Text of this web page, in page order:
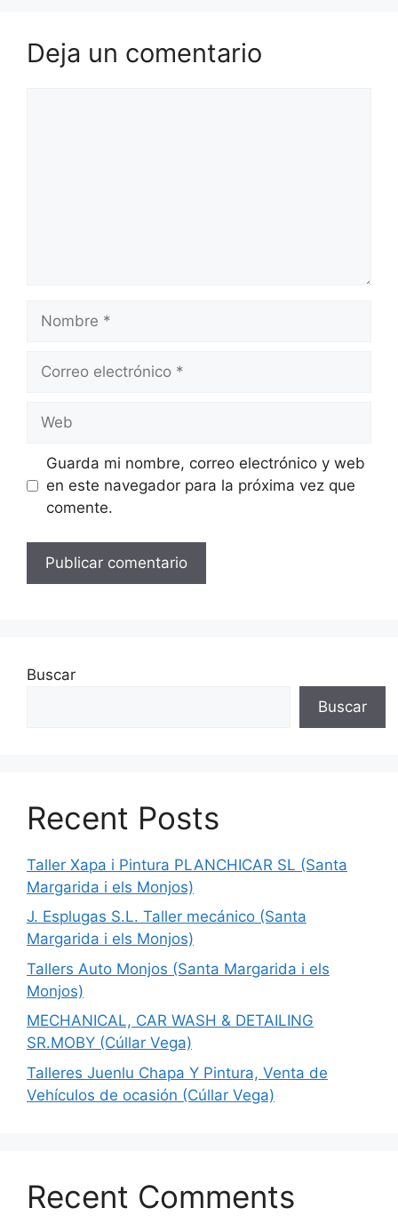
Deja un comentario
Nombre
Correo
Web
Guarda mi nombre, correo electrónico y web
en este navegador para la próxima vez que
comente.
Buscar
Buscar
Recent Posts
Taller Xapa i Pintura PLANCHICAR SL (Santa
Margarida i els Monjos)
J. Esplugas S.L. Taller mecánico (Santa
Margarida i els Monjos)
Tallers Auto Monjos (Santa Margarida i els
Monjos)
MECHANICAL, CAR WASH & DETAILING
SR.MOBY (Cúllar Vega)
Talleres Juenlu Chapa Y Pintura, Venta de
Vehículos de ocasión (Cúllar Vega)
Recent Comments